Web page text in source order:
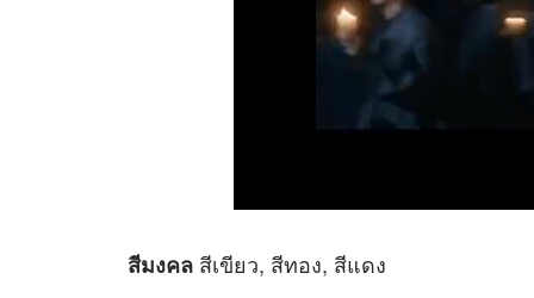
สีมงคล สีเขียว, สีทอง, สีแดง